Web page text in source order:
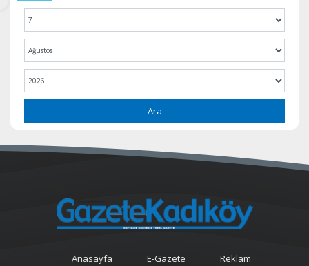
Ara
Anasayfa E-Gazete Reklam